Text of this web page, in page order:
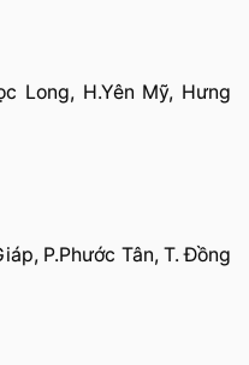
Long, H.Yên Mỹ, Hưng
P.Phước Tân, T. Đồng